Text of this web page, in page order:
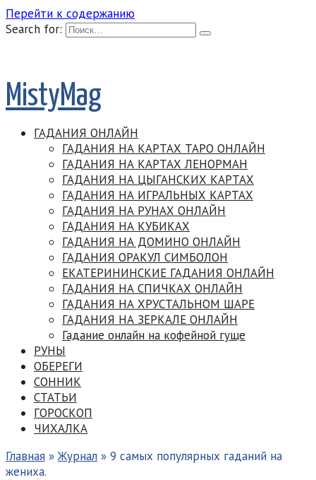
Перейти к содержанию
Search for:
MistyMag
ГАДАНИЯ ОНЛАЙН
ГАДАНИЯ НА КАРТАХ ТАРО ОНЛАЙН
ГАДАНИЯ НА КАРТАХ ЛЕНОРМАН
ГАДАНИЯ НА ЦЫГАНСКИХ КАРТАХ
ГАДАНИЯ НА ИГРАЛЬНЫХ КАРТАХ
ГАДАНИЯ НА РУНАХ ОНЛАЙН
ГАДАНИЯ НА КУБИКАХ
ГАДАНИЯ НА ДОМИНО ОНЛАЙН
ГАДАНИЯ ОРАКУЛ СИМБОЛОН
ЕКАТЕРИНИНСКИЕ ГАДАНИЯ ОНЛАЙН
ГАДАНИЯ НА СПИЧКАХ ОНЛАЙН
ГАДАНИЯ НА ХРУСТАЛЬНОМ ШАРЕ
ГАДАНИЯ НА ЗЕРКАЛЕ ОНЛАЙН
Гадание онлайн на кофейной гуще
РУНЫ
ОБЕРЕГИ
СОННИК
СТАТЬИ
ГОРОСКОП
ЧИХАЛКА
Главная » Журнал » 9 самых популярных гаданий на
жениха.